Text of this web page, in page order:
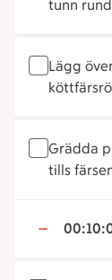
tunn
Lägg
Grädda
tills